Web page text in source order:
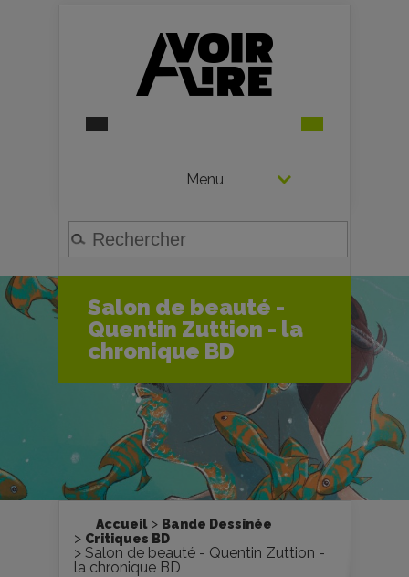
Menu
Salon de beauté -
Quentin Zuttion - la
chronique BD
Accueil
Bande Dessinée
Critiques BD
Salon de beauté - Quentin Zuttion -
la chronique BD